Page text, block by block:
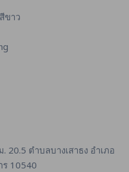
ขาว
20.5 ตำบลบางเสาธง อำเภอ
ร 10540